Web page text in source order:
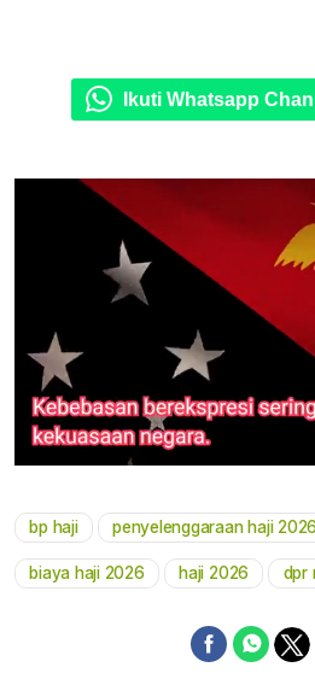
Ikuti Whatsapp
bp haji penyelenggaraan haji
biaya haji 2026 haji 2026 dpr